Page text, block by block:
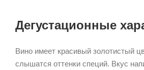
Дегустационные
Вино имеет красивый золотистый
слышатся оттенки специй. Вкус